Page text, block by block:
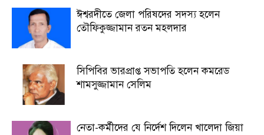
ঈশ্বরদীতে জেলা পরিষদের সদস্য হলেন
তৌফিকুজ্জামান রতন মহলদার
সিপিবির ভারপ্রাপ্ত সভাপতি হলেন কমরেড
শামসুজ্জামান সেলিম
নেতা-কর্মীদের যে নির্দেশ দিলেন খালেদা জিয়া